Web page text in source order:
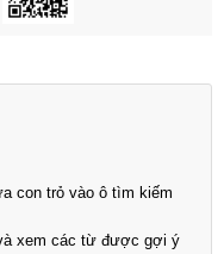
con trỏ vào ô tìm kiếm
xem các từ được gợi ý